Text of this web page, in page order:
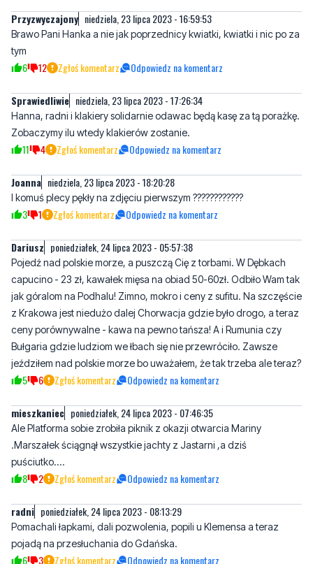
6 12 Zgłoś komentarz Odpowiedz na komentarz
Sprawiedliwie
Hanna, radni i klakiery solidarnie odawac będą kasę za tą porażkę.
11 4 Zgłoś komentarz Odpowiedz na komentarz
Joanna niedziela, 23 lipca 2023 - 18:20:28
I komuś plecy pękły na zdjęciu pierwszym ????????????
Dariusz poniedziałek, 24 lipca 2023 - 05:57:38
Pojedź nad polskie morze, a puszczą Cię z torbami. W Dębkach
jak góralom na Podhalu! Zimno, mokro i ceny z sufitu. Na szczęście
z Krakowa jest niedużo dalej Chorwacja gdzie było drogo, a teraz
ceny porównywalne - kawa na pewno tańsza! A i Rumunia czy
Bułgaria gdzie ludziom we łbach się nie przewróciło. Zawsze
jeździłem nad polskie morze bo uważałem, że tak trzeba ale teraz?
5 6 Zgłoś komentarz Odpowiedz na komentarz
mieszkaniec poniedziałek, 24 lipca 2023 - 07:46:35
Ale Platforma sobie zrobiła piknik z okazji otwarcia Mariny
puściutko....
8 2 Zgłoś komentarz Odpowiedz na komentarz
radni poniedziałek, 24 lipca 2023 - 08:13:29
Pomachali łapkami, dali pozwolenia, popili u Klemensa a teraz
6 3 Zgłoś komentarz Odpowiedz na komentarz
Al1973 poniedziałek, 24 lipca 2023 - 10:36:38
A Polak ciągle niezadowolony...